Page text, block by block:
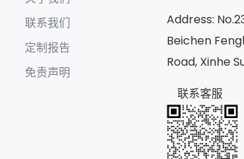
联系我们
定制报告
免责声明
Address:
Beichen
Road, Xinhe
联系客服